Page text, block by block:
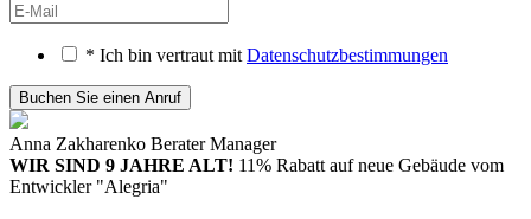
* Ich bin vertraut mit Datenschutzbestimmungen
Anna Zakharenko Berater Manager
WIR SIND 9 JAHRE ALT! 11% Rabatt auf neue Gebäude vom
Entwickler "Alegria"